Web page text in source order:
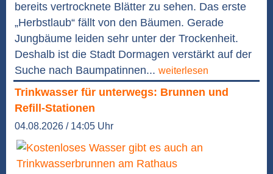
bereits vertrocknete Blätter zu sehen. Das erste
„Herbstlaub“ fällt von den Bäumen. Gerade
Jungbäume leiden sehr unter der Trockenheit.
Deshalb ist die Stadt Dormagen verstärkt auf der
Suche nach Baumpatinnen... weiterlesen
Trinkwasser für unterwegs: Brunnen und
Refill-Stationen
04.08.2026 / 14:05 Uhr